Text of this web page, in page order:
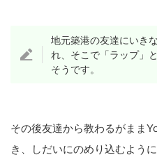
地元築港の友達にいき
れ、そこで「ラップ」
そうです。
その後友達から教わるがまま
き、しだいにのめり込むように